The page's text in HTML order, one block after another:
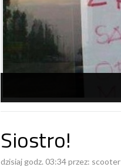
Siostro!
dzisiaj godz. 03:34 przez: scooter